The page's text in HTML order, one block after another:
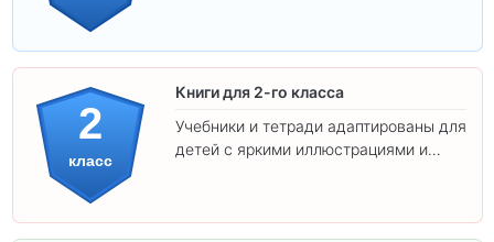
2
класс
Книги для 2-го класса
Учебники и тетради адаптированы для
детей с яркими иллюстрациями и